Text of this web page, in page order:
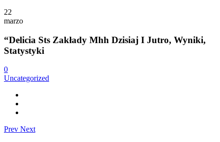
22
marzo
“Delicia Sts Zakłady Mhh Dzisiaj I Jutro, Wyniki,
Statystyki
0
Uncategorized
Prev Next